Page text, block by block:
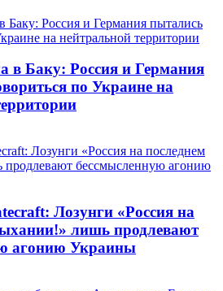
в Баку: Россия и Германия
по Украине на
Лозунги «Россия на
лишь продлевают
агонию Украины